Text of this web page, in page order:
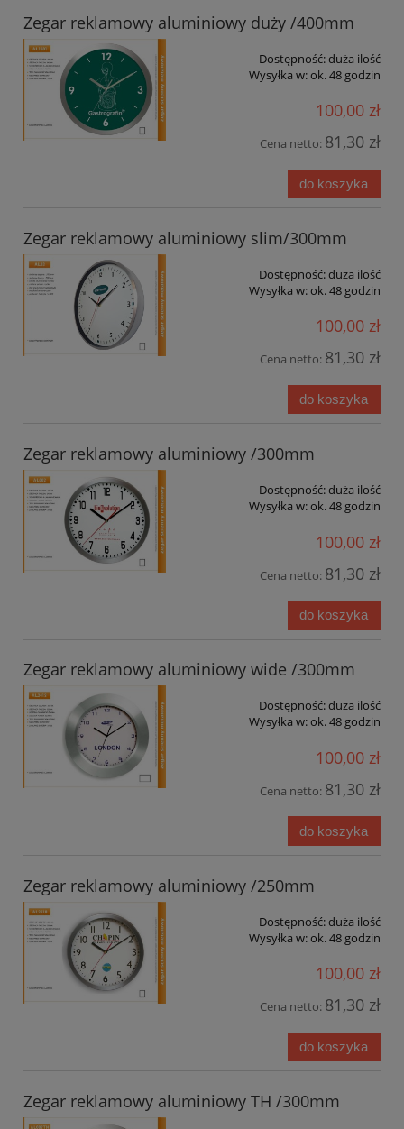
Zegar reklamowy aluminiowy duży /400mm
Dostępność:duża ilość
Wysyłka w:ok. 48 godzin
100,00 zł
Cena netto: 81,30 zł
do koszyka
Zegar reklamowy aluminiowy slim/300mm
Dostępność:duża ilość
Wysyłka w:ok. 48 godzin
100,00 zł
Cena netto: 81,30 zł
do koszyka
Zegar reklamowy aluminiowy /300mm
Dostępność:duża ilość
Wysyłka w:ok. 48 godzin
100,00 zł
Cena netto: 81,30 zł
do koszyka
Zegar reklamowy aluminiowy wide /300mm
Dostępność:duża ilość
Wysyłka w:ok. 48 godzin
100,00 zł
Cena netto: 81,30 zł
do koszyka
Zegar reklamowy aluminiowy /250mm
Dostępność:duża ilość
Wysyłka w:ok. 48 godzin
100,00 zł
Cena netto: 81,30 zł
do koszyka
Zegar reklamowy aluminiowy TH /300mm